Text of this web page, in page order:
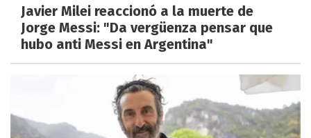
Javier Milei reaccionó a la muerte de
Jorge Messi: "Da vergüenza pensar que
hubo anti Messi en Argentina"